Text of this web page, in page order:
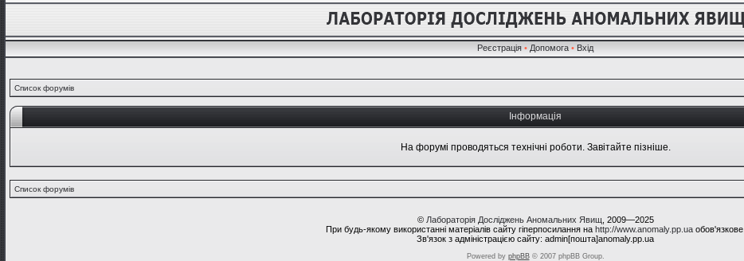
Реєстрація • Допомога • Вхід
Список форумів
Інформація
На форумі проводяться технічні роботи. Завітайте пізніше.
Список форумів
© Лабораторія Досліджень Аномальних Явищ , 2009—2025
При будь-якому використанні матеріалів сайту гіперпосилання на http://www.anomaly.pp.uaобов'язкове.
Зв'язок з адміністрацією сайту: admin[пошта]anomaly.pp.ua
Powered by phpBB© 2007 phpBB Group.